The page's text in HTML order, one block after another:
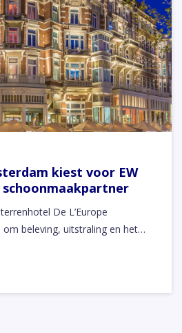
kiest voor EW
De L’Europe
beleving, uitstraling en het…